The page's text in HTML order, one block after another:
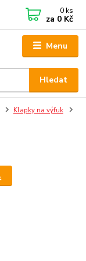
Menu
Hledat
0 ks
za 0 Kč
Klapky na výfuk